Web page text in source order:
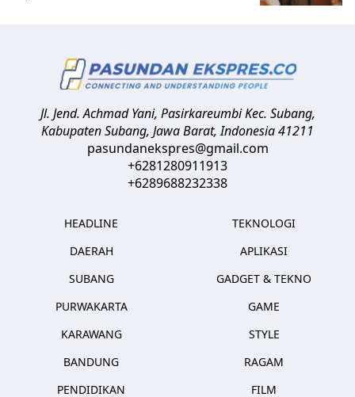
Jl. Jend. Achmad Yani, Pasirkareumbi Kec. Subang,
Kabupaten Subang, Jawa Barat,Indonesia41211
pasundanekspres@gmail.com
+6281280911913
+6289688232338
HEADLINE
DAERAH
SUBANG
PURWAKARTA
KARAWANG
BANDUNG
PENDIDIKAN
TEKNOLOGI
APLIKASI
GADGET & TEKNO
GAME
STYLE
RAGAM
FILM